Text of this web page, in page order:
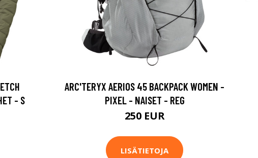
- S
ARC'TERYX AERIOS 45 BACKPACK WOMEN -
PIXEL - NAISET - REG
250 EUR
LISÄTIETOJA